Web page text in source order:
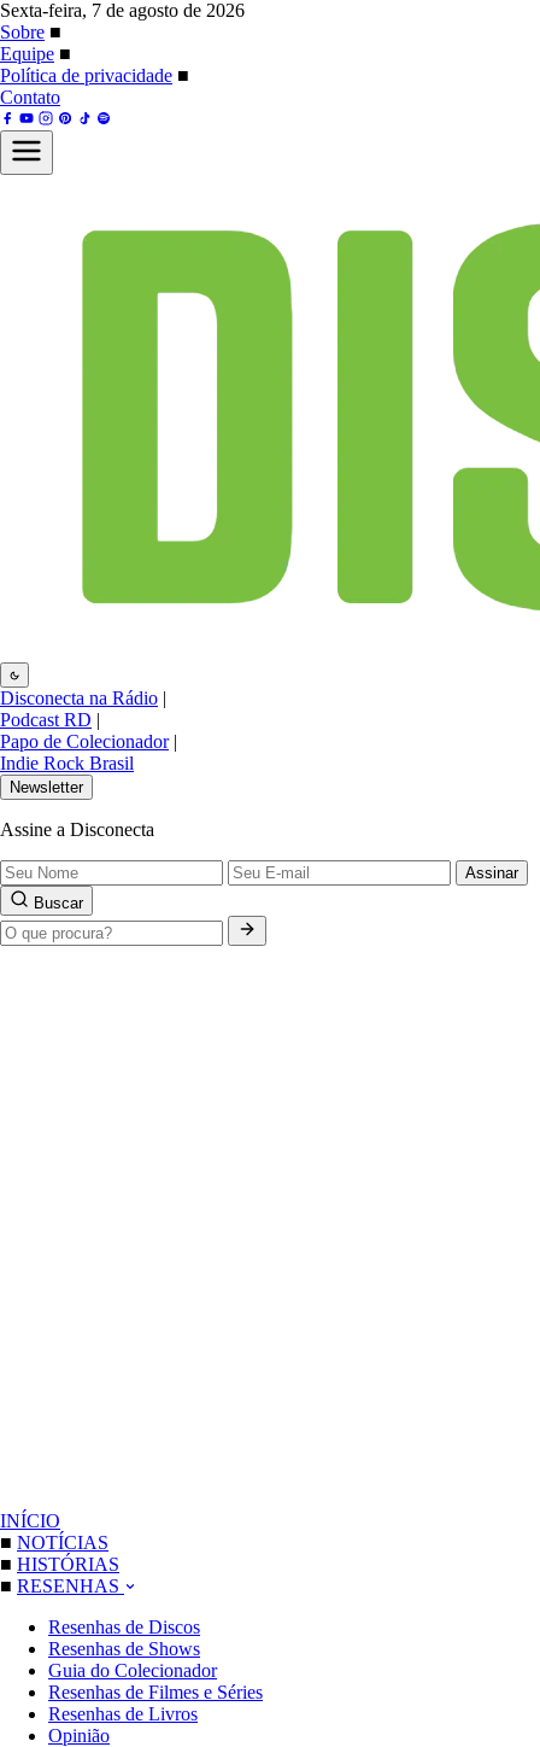
Sexta-feira, 7 de agosto de 2026
Sobre ■
Equipe ■
Política de privacidade ■
Contato
Disconecta na Rádio |
Podcast RD |
Papo de Colecionador |
Indie Rock Brasil
Newsletter
Assine a Disconecta
Assinar
Buscar
INÍCIO
■ NOTÍCIAS
■ HISTÓRIAS
■ RESENHAS
Resenhas de Discos
Resenhas de Shows
Guia do Colecionador
Resenhas de Filmes e Séries
Resenhas de Livros
Opinião